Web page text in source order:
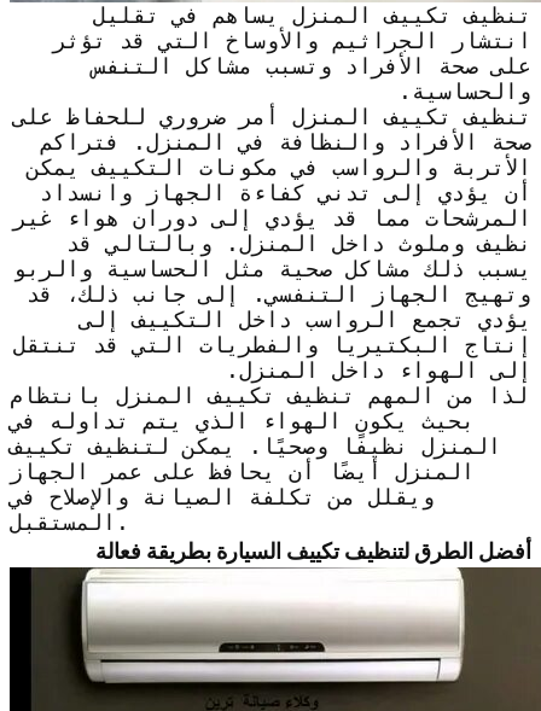
تنظيف تكييف المنزل يساهم في تقليل
انتشار الجراثيم والأوساخ التي قد تؤثر
على صحة الأفراد وتسبب مشاكل التنفس
والحساسية.
تنظيف تكييف المنزل أمر ضروري للحفاظ على
صحة الأفراد والنظافة في المنزل. فتراكم
الأتربة والرواسب في مكونات التكييف يمكن
أن يؤدي إلى تدني كفاءة الجهاز وانسداد
المرشحات مما قد يؤدي إلى دوران هواء غير
نظيف وملوث داخل المنزل. وبالتالي قد
يسبب ذلك مشاكل صحية مثل الحساسية والربو
وتهيج الجهاز التنفسي. إلى جانب ذلك، قد
يؤدي تجمع الرواسب داخل التكييف إلى
إنتاج البكتيريا والفطريات التي قد تنتقل
إلى الهواء داخل المنزل.
لذا من المهم تنظيف تكييف المنزل بانتظام
بحيث يكون الهواء الذي يتم تداوله في
المنزل نظيفًا وصحيًا. يمكن لتنظيف تكييف
المنزل أيضًا أن يحافظ على عمر الجهاز
ويقلل من تكلفة الصيانة والإصلاح في
المستقبل.
أفضل الطرق لتنظيف تكييف السيارة بطريقة فعالة